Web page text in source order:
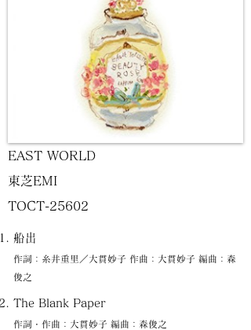
船出
作詞：糸井重里／大貫妙子 作曲：大貫妙子 編曲：森
俊之
The Blank Paper
作詞・作曲：大貫妙子 編曲：森俊之
EAST WORLD
東芝EMI
TOCT-25602